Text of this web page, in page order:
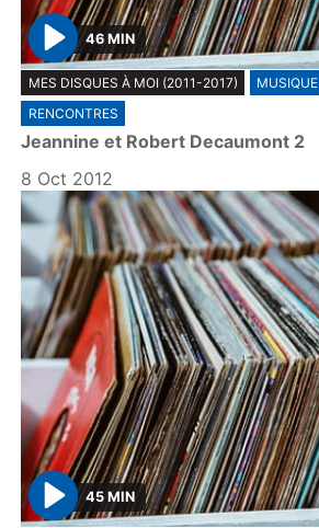
P
l
a
y
46 MIN
MES DISQUES À MOI (2011-2017) MUSIQUE
RENCONTRES
Jeannine et Robert Decaumont 2
8 Oct 2012
P
45 MIN